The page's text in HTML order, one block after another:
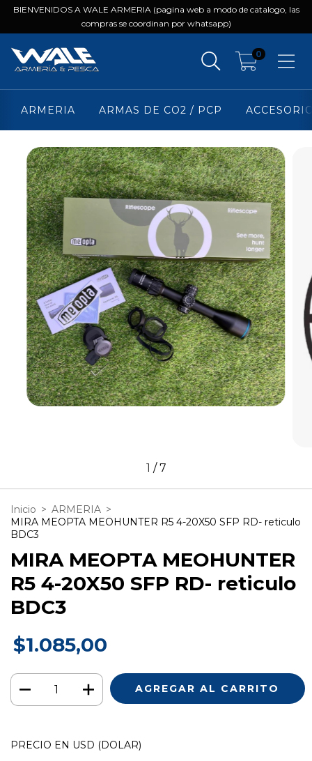
BIENVENIDOS A WALE ARMERIA (pagina web a modo de catalogo, las
compras se coordinan por whatsapp)
0
ARMERIA ARMAS DE CO2 / PCP
1 /7
Inicio > ARMERIA >
MIRA MEOPTA MEOHUNTER R5 4-20X50 SFP RD- reticulo
BDC3
MIRA MEOPTA MEOHUNTER
R5 4-20X50 SFP RD- reticulo
BDC3
$1.085,00
PRECIO EN USD (DOLAR)